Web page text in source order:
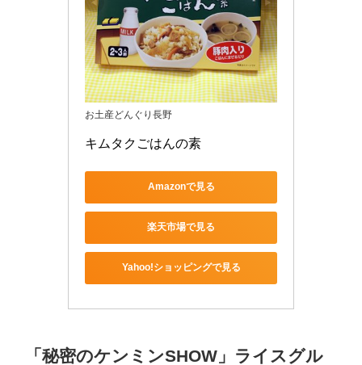
お土産どんぐり長野
キムタクごはんの素
Amazonで見る
楽天市場で見る
Yahoo!ショッピングで見る
「秘密のケンミンSHOW」ライスグル